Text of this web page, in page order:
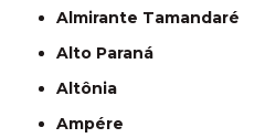
Almirante Tamandaré
Alto Paraná
Altônia
Ampére